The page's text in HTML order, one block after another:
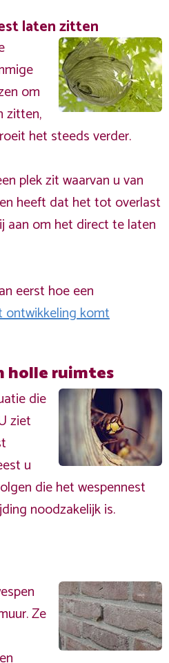
laten zitten
om
zitten,
het steeds verder.
plek zit waarvan u van
heeft dat het tot overlast
aan om het direct te laten
eerst hoe een
komt
holle ruimtes
die
ziet
u
die het wespennest
noodzakelijk is.
Ze